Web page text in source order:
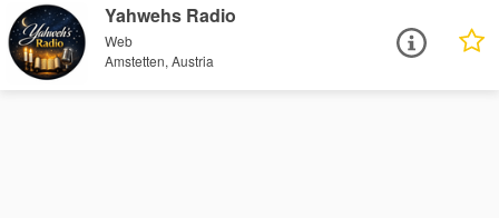
Yahwehs Radio
Web
Amstetten, Austria